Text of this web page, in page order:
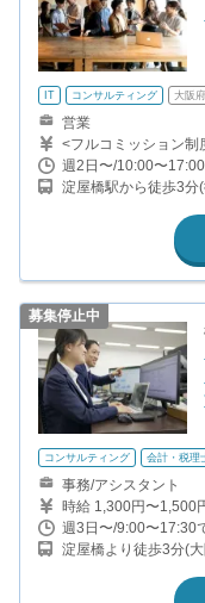
IT コンサルティング 大阪府
営業
<フルコミッション制度>*
アポイント取得1件/
果報酬の上限はございません。) その後、実
ながら能力や適性に
+成果報酬＋インセンティブ 〇交通費完全支給！
ィブ制度有！！(面接時ご説
例> 新人「Aくん」 初月5
ーダー「C君」 週4
週2日〜/10:00〜
淀屋橋駅から徒歩3分
ら徒歩7分(京阪中之島
募集停止中
コンサルティング 会計・税理
事務/アシスタント
時給 1,300円〜1,500
週3日〜/9:00〜17:30
淀屋橋より徒歩3分(